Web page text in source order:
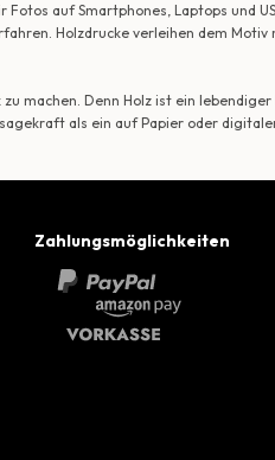
auf Smartphones, Laptops und
Holzdrucke verleihen dem Motiv
machen. Denn Holz ist ein lebendiger
als ein auf Papier oder
Zahlungsmöglichkeiten